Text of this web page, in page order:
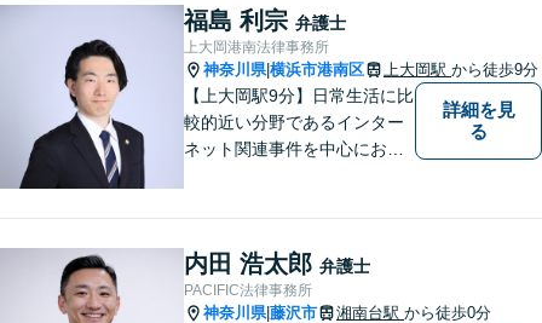
の法律事務所として皆様のお
力になれればと考えておりま
す。
福島 利宗 弁護士
上大岡港南法律事務所
神奈川県|横浜市港南区 上大岡駅 から徒歩9分
【上大岡駅9分】日常生活に比
較的近い分野であるインター
ネット関連事件を中心にお取
ルにて掲載情報のURL等をお
送りください。見込み、費用
等をご案内させていただきま
詳細を見
る
内田 浩太郎 弁護士
PACIFIC法律事務所
神奈川県|藤沢市 湘南台駅 から徒歩0分